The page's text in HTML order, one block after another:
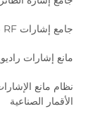
جامع إشارات RF عالي القدرة
مانع إشارات
نظام مانع
الأقمار الصناعية